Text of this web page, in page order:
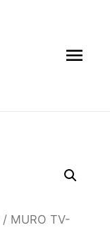
/ MURO TV-